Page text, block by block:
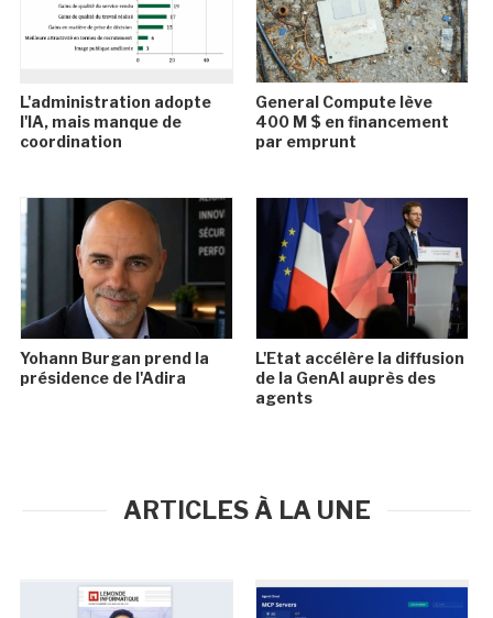
L'administration adopte
l'IA, mais manque de
coordination
General Compute lève
400 M $ en financement
par emprunt
Yohann Burgan prend la
présidence de l'Adira
L'Etat accélère la diffusion
de la GenAI auprès des
agents
ARTICLES À LA UNE